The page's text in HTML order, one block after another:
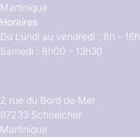
Martinique
Horaires
Du Lundi au vendredi : 8h - 16h
Samedi : 8h00 - 13h30
2 rue du Bord de Mer
97233 Schoelcher
Martinique